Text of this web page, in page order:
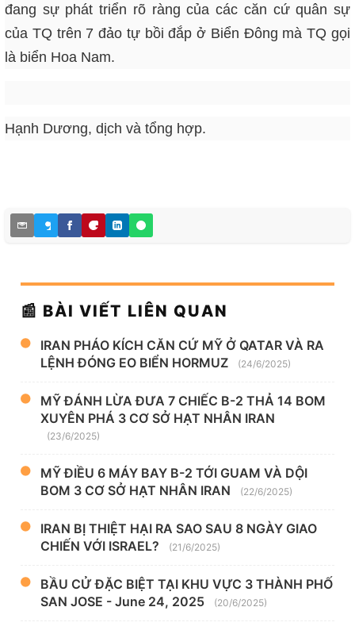
đang sự phát triển rõ ràng của các căn cứ quân sự
của TQ trên 7 đảo tự bồi đắp ở Biển Đông mà TQ gọi
là biển Hoa Nam.
Hạnh Dương, dịch và tổng hợp.
📰 BÀI VIẾT LIÊN QUAN
IRAN PHÁO KÍCH CĂN CỨ MỸ Ở QATAR VÀ RA
LỆNH ĐÓNG EO BIỂN HORMUZ
(24/6/2025)
MỸ ĐÁNH LỪA ĐƯA 7 CHIẾC B-2 THẢ 14 BOM
XUYÊN PHÁ 3 CƠ SỞ HẠT NHÂN IRAN
(23/6/2025)
MỸ ĐIỀU 6 MÁY BAY B-2 TỚI GUAM VÀ DỘI
BOM 3 CƠ SỞ HẠT NHÂN IRAN
(22/6/2025)
IRAN BỊ THIỆT HẠI RA SAO SAU 8 NGÀY GIAO
CHIẾN VỚI ISRAEL?
(21/6/2025)
BẦU CỬ ĐẶC BIỆT TẠI KHU VỰC 3 THÀNH PHỐ
SAN JOSE - June 24, 2025
(20/6/2025)